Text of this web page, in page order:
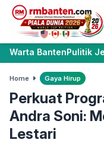
Warta BantenPulitik
Home Gaya Hirup
Perkuat
Andra Soni:
Lestari